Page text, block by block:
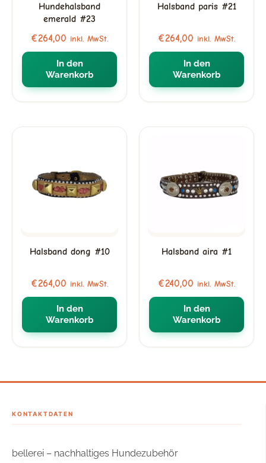
Hundehalsband
emerald #23
€264,00 inkl. MwSt.
In den
Warenkorb
Halsband paris #21
€264,00 inkl. MwSt.
In den
Warenkorb
Halsband dong #10
€264,00 inkl. MwSt.
In den
Warenkorb
Halsband aira #1
€240,00 inkl. MwSt.
In den
Warenkorb
KONTAKTDATEN
bellerei – nachhaltiges Hundezubehör